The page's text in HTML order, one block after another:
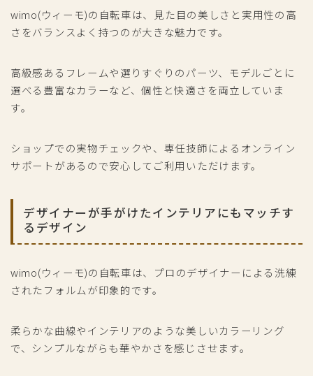
wimo(ウィーモ)の自転車は、見た目の美しさと実用性の高
さをバランスよく持つのが大きな魅力です。
高級感あるフレームや選りすぐりのパーツ、モデルごとに
選べる豊富なカラーなど、個性と快適さを両立していま
す。
ショップでの実物チェックや、専任技師によるオンライン
サポートがあるので安心してご利用いただけます。
デザイナーが手がけたインテリアにもマッチす
るデザイン
wimo(ウィーモ)の自転車は、プロのデザイナーによる洗練
されたフォルムが印象的です。
柔らかな曲線やインテリアのような美しいカラーリング
で、シンプルながらも華やかさを感じさせます。